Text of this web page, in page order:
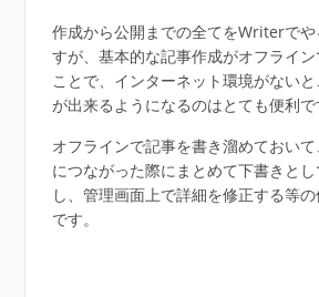
作成から公開までの全てをWriterで
すが、基本的な記事作成がオフライ
ことで、インターネット環境がない
が出来るようになるのはとても便利で
オフラインで記事を書き溜めておい
につながった際にまとめて下書きと
し、管理画面上で詳細を修正する等
です。